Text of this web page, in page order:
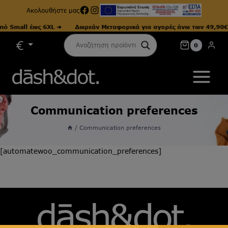
Ακολουθήστε μαςFacebook
Instagram
Small έως 6XL ➜ Δωρεάν Μεταφορικά για αγορές άνω των 49,90€
0
Communication preferences
/ Communication preferences
[automatewoo_communication_preferences]